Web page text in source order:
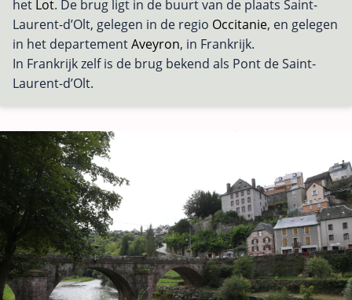
het Lot. De brug ligt in de buurt van de plaats Saint-
Laurent-d’Olt, gelegen in de regio Occitanie, en gelegen
in het departementAveyron, in Frankrijk.
In Frankrijk zelf is de brug bekend als Pont de Saint-
Laurent-d’Olt.